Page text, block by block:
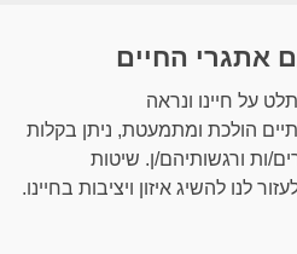
אתגרי החיים
על חיינו ונראה
הולכת ומתמעטת, ניתן בקלות
ות ורגשותיהם/ן. שיטות
לנו להשיג איזון ויציבות בחיינו.